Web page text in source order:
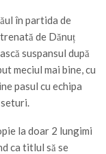
în partida de
de Dănuț
suspansul după
meciul mai bine, cu
pasul cu echipa
la doar 2 lungimi
ca titlul să se